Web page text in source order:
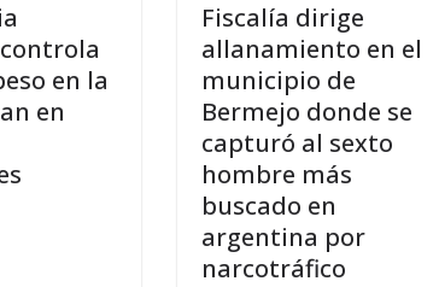
en la
en
Fiscalía dirige
allanamiento en el
municipio de
Bermejo donde se
capturó al sexto
hombre más
buscado en
argentina por
narcotráfico